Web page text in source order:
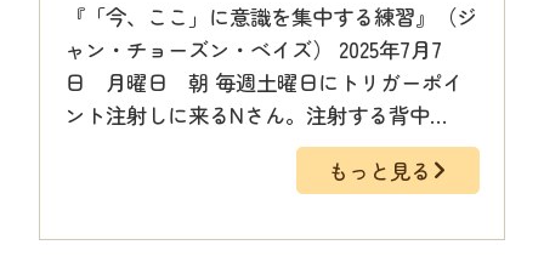
『「今、ここ」に意識を集中する練習』（ジ
ャン・チョーズン・ベイズ） 2025年7月7
日 月曜日 朝 毎週土曜日にトリガーポイ
ント注射しに来るNさん。注射する背中…
もっと見る